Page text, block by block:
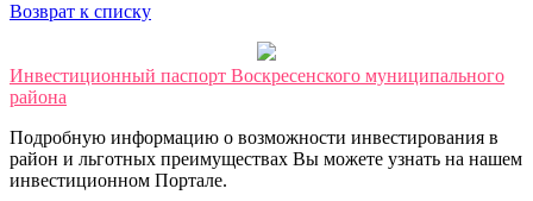
Возврат к списку
Инвестиционный паспорт Воскресенского муниципального
района
Подробную информацию о возможности инвестирования в
район и льготных преимуществах Вы можете узнать на нашем
инвестиционном Портале.